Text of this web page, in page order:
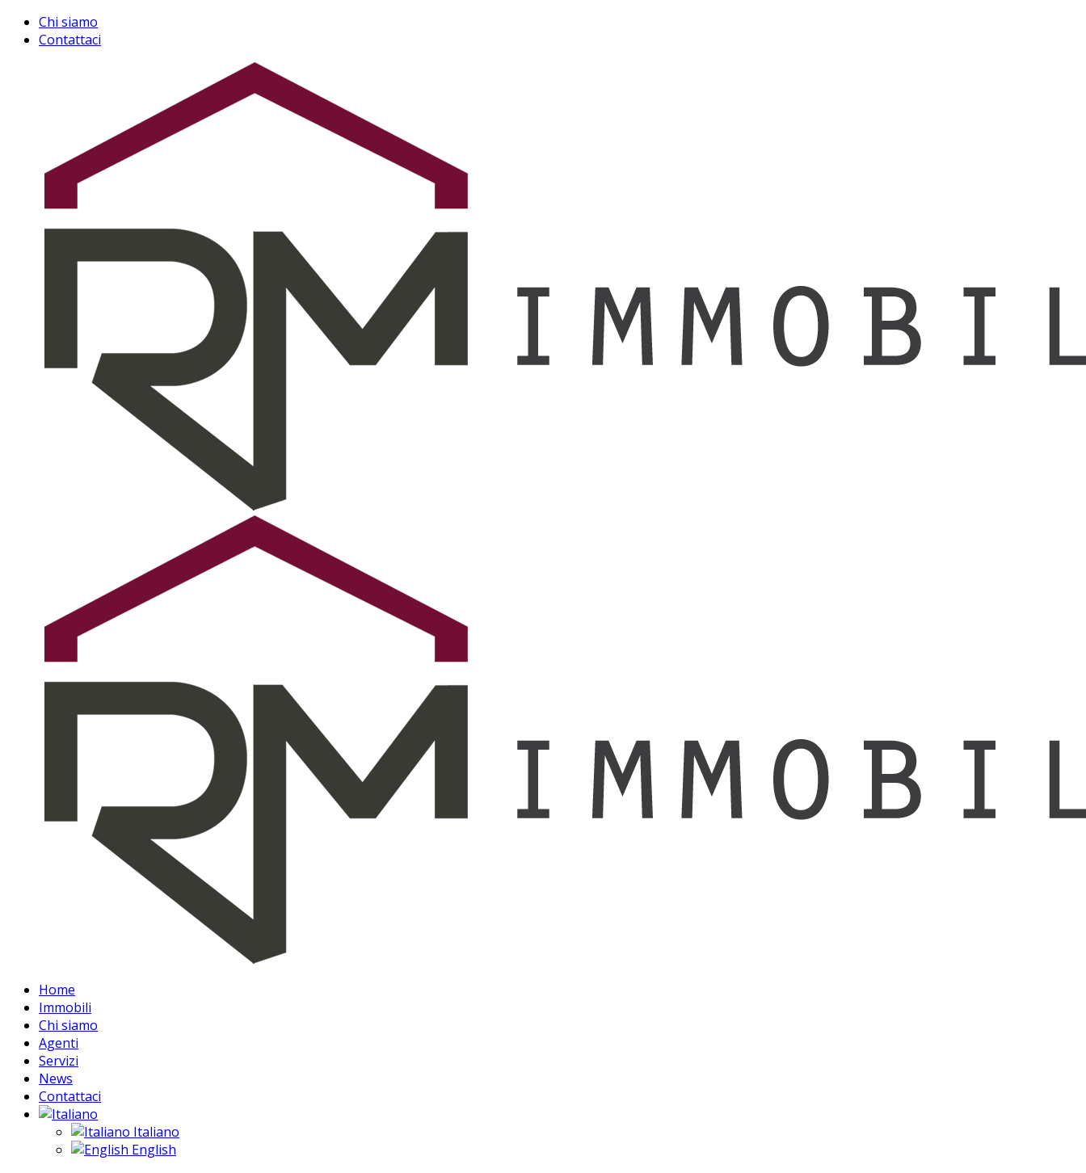
Chi siamo
Contattaci
Home
Immobili
Chi siamo
Agenti
Servizi
News
Contattaci
Italiano
English